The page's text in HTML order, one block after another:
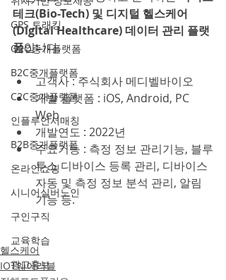
GPS 트래킹
O2O중개플랫폼
B2C중개플랫폼
C2C중개플랫폼
인플루언서매칭
B2B중개플랫폼
온라인쇼핑
시니어실버노인
구인구직
교육학습
광고홍보
테크(Bio-Tech) 및 디지털 헬스케어
(Digital Healthcare) 데이터 관리 플랫
폼입니다.
고객사 : 주식회사 메디벨바이오
개발 플랫폼 : iOS, Android, PC
Web
개발연도 : 2022년
주요기능 : 측정 정보 관리기능, 블루
투스 디바이스 등록 관리, 디바이스
자동 및 측정 정보 분석 관리, 알림
기능 등.
헬스케어
IOT웨어러블